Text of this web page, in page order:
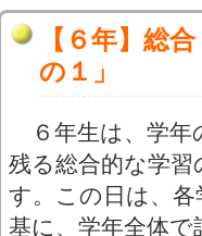
【６年】総
の１」
６年生は、学年
残る総合的な学
す。この日は、
基に、学年全体